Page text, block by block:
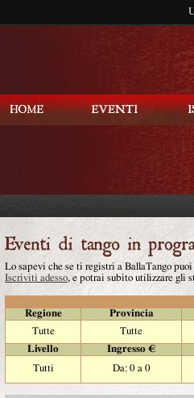
Lo sapevi che se ti registri a BallaTango
Iscriviti adesso, e potrai subito utilizzare gli
Regione
Provincia
Tutte
Tutte
Livello
Ingresso €
Tutti
Da: 0 a 0